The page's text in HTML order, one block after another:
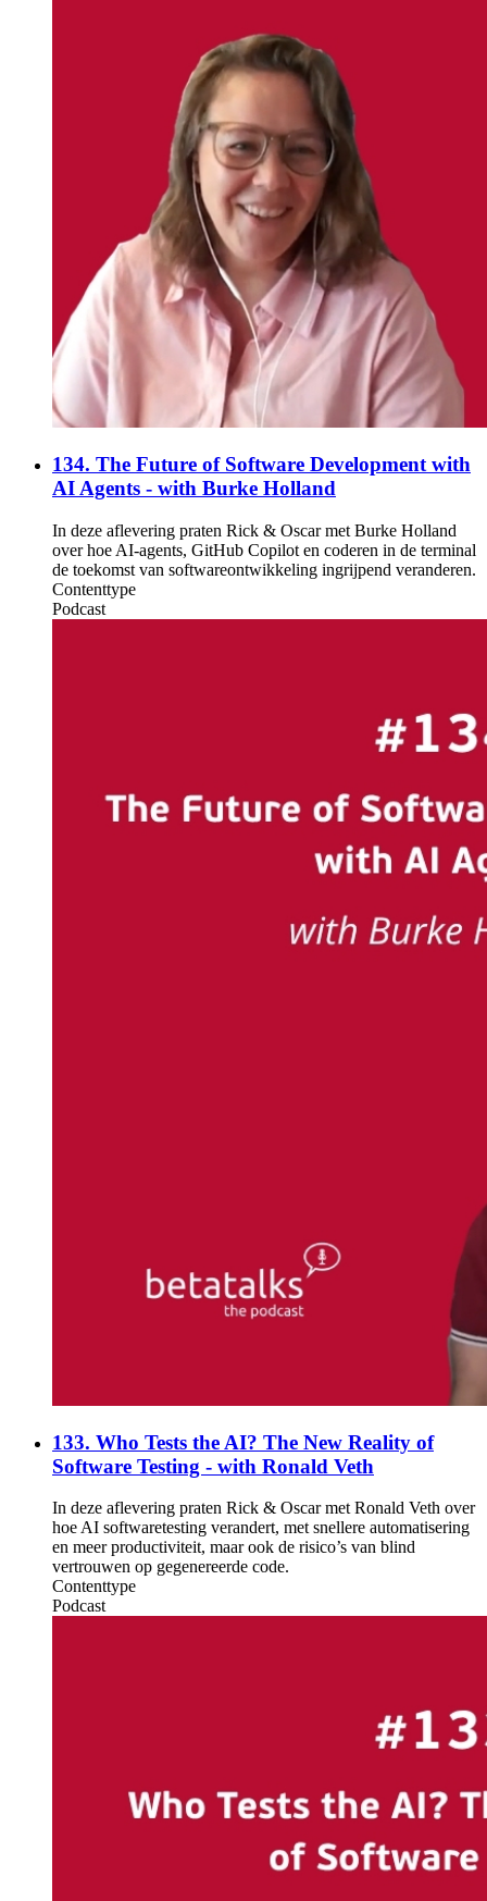
134. The Future of Software Development with
AI Agents - with Burke Holland
In deze aflevering praten Rick & Oscar met Burke Holland
over hoe AI-agents, GitHub Copilot en coderen in de terminal
de toekomst van softwareontwikkeling ingrijpend veranderen.
Contenttype
Podcast
133. Who Tests the AI? The New Reality of
Software Testing - with Ronald Veth
In deze aflevering praten Rick & Oscar met Ronald Veth over
hoe AI softwaretesting verandert, met snellere automatisering
en meer productiviteit, maar ook de risico’s van blind
vertrouwen op gegenereerde code.
Contenttype
Podcast